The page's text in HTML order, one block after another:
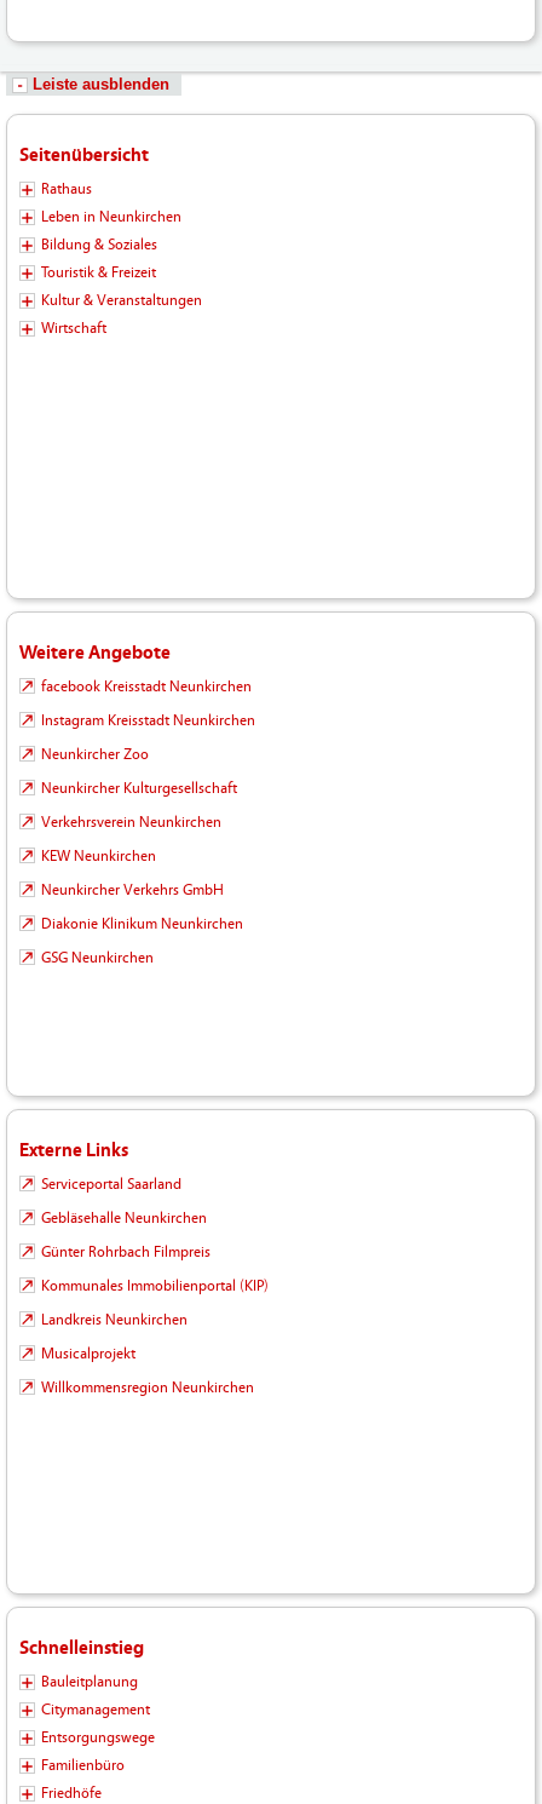
Leiste ausblenden
Seitenübersicht
Rathaus
Leben in Neunkirchen
Bildung & Soziales
Touristik & Freizeit
Kultur & Veranstaltungen
Wirtschaft
Weitere Angebote
facebook Kreisstadt Neunkirchen
Instagram Kreisstadt Neunkirchen
Neunkircher Zoo
Neunkircher Kulturgesellschaft
Verkehrsverein Neunkirchen
KEW Neunkirchen
Neunkircher Verkehrs GmbH
Diakonie Klinikum Neunkirchen
GSG Neunkirchen
Externe Links
Serviceportal Saarland
Gebläsehalle Neunkirchen
Günter Rohrbach Filmpreis
Kommunales Immobilienportal (KIP)
Landkreis Neunkirchen
Musicalprojekt
Willkommensregion Neunkirchen
Schnelleinstieg
Bauleitplanung
Citymanagement
Entsorgungswege
Familienbüro
Friedhöfe